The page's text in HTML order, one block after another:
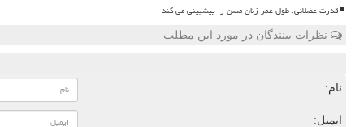
قدرت عضلانی، طول عمر زنان مسن را پیشبینی می کند
نظرات بینندگان در مورد این مطلب
نام:
ایمیل: